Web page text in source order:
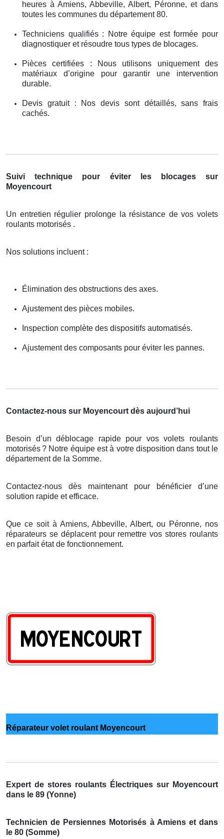
heures à Amiens, Abbeville, Albert, Péronne, et dans
toutes les communes du département 80.
Techniciens qualifiés : Notre équipe est formée pour
diagnostiquer et résoudre tous types de blocages.
Pièces certifiées : Nous utilisons uniquement des
matériaux d’origine pour garantir une intervention
durable.
Devis gratuit : Nos devis sont détaillés, sans frais
cachés.
Suivi technique pour éviter les blocages sur
Moyencourt
Un entretien régulier prolonge la résistance de vos volets
roulants motorisés .
Nos solutions incluent :
Élimination des obstructions des axes.
Ajustement des pièces mobiles.
Inspection complète des dispositifs automatisés.
Ajustement des composants pour éviter les pannes.
Contactez-nous sur Moyencourt dès aujourd’hui
Besoin d’un déblocage rapide pour vos volets roulants
motorisés? Notre équipe està votre disposition dans tout le
département de la Somme.
Contactez-nous dès maintenant pour bénéficier d’une
solution rapide et efficace.
Que ce soit à Amiens, Abbeville, Albert, ou Péronne, nos
réparateurs se déplacent pour remettre vos stores roulants
en parfait état de fonctionnement.
Réparateur volet roulant Moyencourt
Expert de stores roulants Électriques sur Moyencourt
dans le 89 (Yonne)
Technicien de Persiennes Motorisés à Amiens et dans
le 80 (Somme)